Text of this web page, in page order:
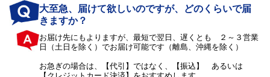
大至急、届けて欲しいのですが、どのくらいで届
きますか？
お届け先にもよりますが、最短で翌日、遅くとも ２～３営業
日（土日を除く）でお届け可能です（離島、沖縄を除く）
お急ぎの場合は、【代引】ではなく、【振込】 あるいは